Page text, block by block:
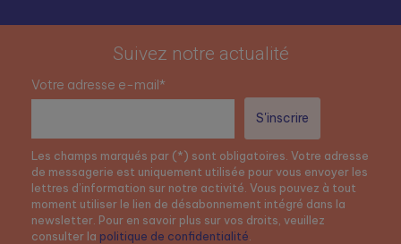
Suivez notre actualité
Votre adresse e-mail*
Les champs marqués par (*) sont obligatoires. Votre adresse
de messagerie est uniquement utilisée pour vous envoyer les
lettres d’information sur notre activité. Vous pouvez à tout
moment utiliser le lien de désabonnement intégré dans la
newsletter. Pour en savoir plus sur vos droits, veuillez
consulter la politique de confidentialité